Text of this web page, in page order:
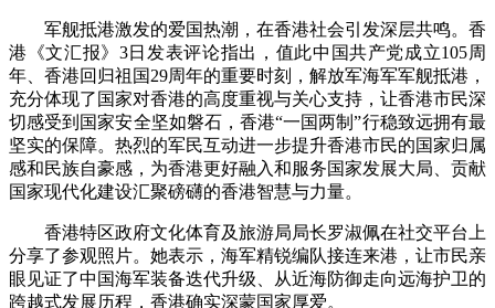
军舰抵港激发的爱国热潮，在香港社会引发深层共鸣。香
港《文汇报》3日发表评论指出，值此中国共产党成立105周
年、香港回归祖国29周年的重要时刻，解放军海军军舰抵港，
充分体现了国家对香港的高度重视与关心支持，让香港市民深
切感受到国家安全坚如磐石，香港“一国两制”行稳致远拥有最
坚实的保障。热烈的军民互动进一步提升香港市民的国家归属
感和民族自豪感，为香港更好融入和服务国家发展大局、贡献
国家现代化建设汇聚磅礴的香港智慧与力量。
香港特区政府文化体育及旅游局局长罗淑佩在社交平台上
分享了参观照片。她表示，海军精锐编队接连来港，让市民亲
眼见证了中国海军装备迭代升级、从近海防御走向远海护卫的
跨越式发展历程，香港确实深蒙国家厚爱。